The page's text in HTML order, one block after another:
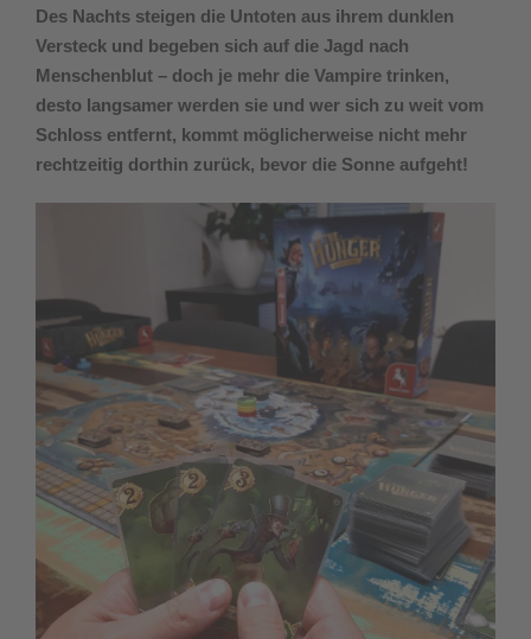
Des Nachts steigen die Untoten aus ihrem dunklen
Versteck und begeben sich auf die Jagd nach
Menschenblut – doch je mehr die Vampire trinken,
desto langsamer werden sie und wer sich zu weit vom
Schloss entfernt, kommt möglicherweise nicht mehr
rechtzeitig dorthin zurück, bevor die Sonne aufgeht!